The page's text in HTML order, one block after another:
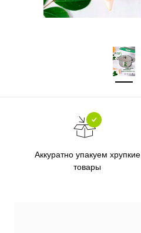
Аккуратно упакуем хрупкие
товары